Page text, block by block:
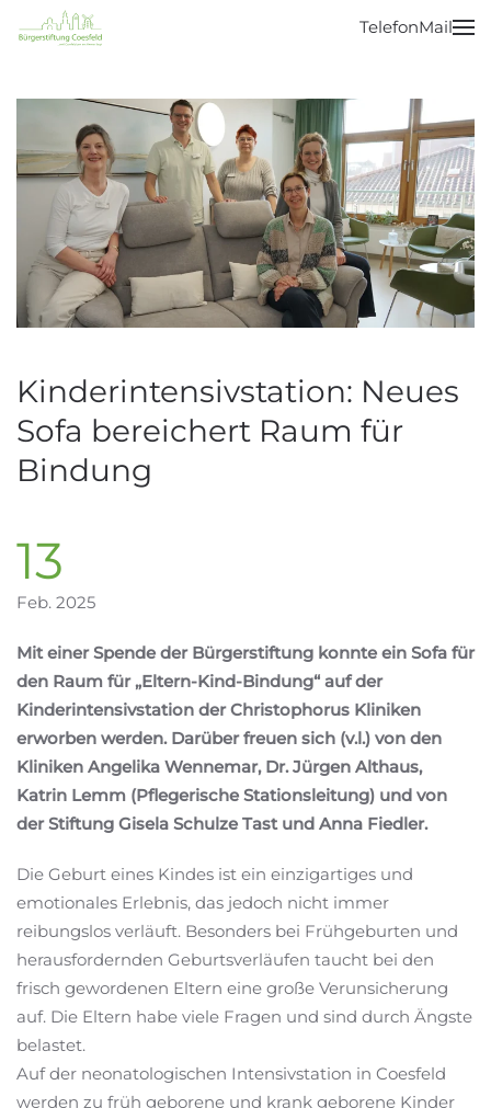
Zum Hauptinhalt springen
TelefonMail
Kinderintensivstation: Neues
Sofa bereichert Raum für
Bindung
13
Feb. 2025
Mit einer Spende der Bürgerstiftung konnte ein Sofa für
den Raum für „Eltern-Kind-Bindung“ auf der
Kinderintensivstation der Christophorus Kliniken
erworben werden. Darüber freuen sich (v.l.) von den
Kliniken Angelika Wennemar, Dr. Jürgen Althaus,
Katrin Lemm (Pflegerische Stationsleitung) und von
der Stiftung Gisela Schulze Tast und Anna Fiedler.
Die Geburt eines Kindes ist ein einzigartiges und
emotionales Erlebnis, das jedoch nicht immer
reibungslos verläuft. Besonders bei Frühgeburten und
herausfordernden Geburtsverläufen taucht bei den
frisch gewordenen Eltern eine große Verunsicherung
auf. Die Eltern habe viele Fragen und sind durch Ängste
belastet.
Auf der neonatologischen Intensivstation in Coesfeld
werden zu früh geborene und krank geborene Kinder